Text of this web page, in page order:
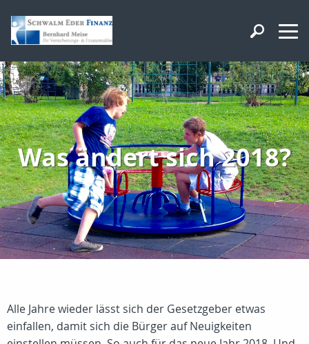
Was ändert sich 2018?
Alle Jahre wieder lässt sich der Gesetzgeber etwas
einfallen, damit sich die Bürger auf Neuigkeiten